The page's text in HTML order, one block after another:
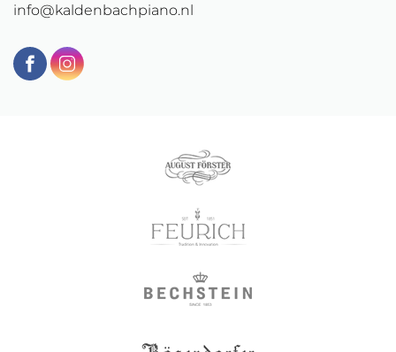
info@kaldenbachpiano.nl